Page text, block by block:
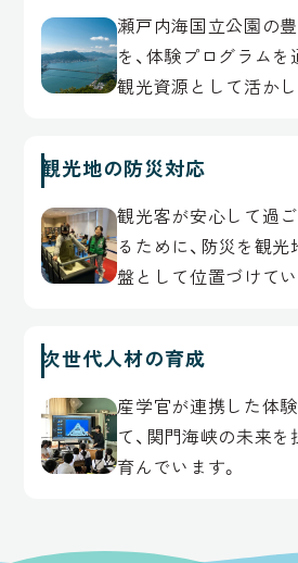
瀬戸内海国立公園の
を、体験プログラム
観光資源として活かし
観光地の防災対応
観光客が安心して過
るために、防災を観
盤として位置づけてい
次世代人材の育成
産学官が連携した体
て、関門海峡の未来を
育んでいます。